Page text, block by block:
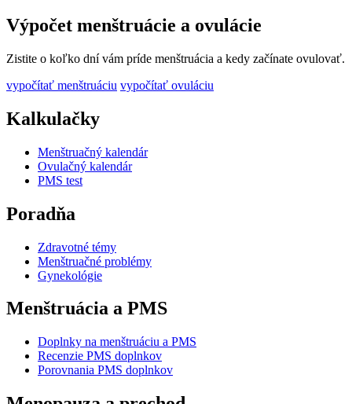
Výpočet menštruácie a ovulácie
Zistite o koľko dní vám príde menštruácia a kedy začínate ovulovať.
vypočítať menštruáciu vypočítať ovuláciu
Kalkulačky
Menštruačný kalendár
Ovulačný kalendár
PMS test
Poradňa
Zdravotné témy
Menštruačné problémy
Gynekológie
Menštruácia a PMS
Doplnky na menštruáciu a PMS
Recenzie PMS doplnkov
Porovnania PMS doplnkov